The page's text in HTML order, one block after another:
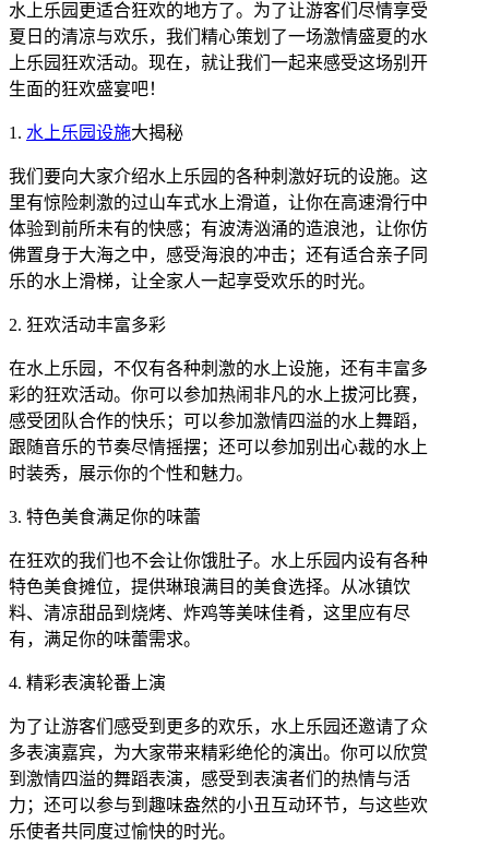
水上乐园更适合狂欢的地方了。为了让游客们尽情享受
夏日的清凉与欢乐，我们精心策划了一场激情盛夏的水
上乐园狂欢活动。现在，就让我们一起来感受这场别开
生面的狂欢盛宴吧！
1. 水上乐园设施大揭秘
我们要向大家介绍水上乐园的各种刺激好玩的设施。这
里有惊险刺激的过山车式水上滑道，让你在高速滑行中
体验到前所未有的快感；有波涛汹涌的造浪池，让你仿
佛置身于大海之中，感受海浪的冲击；还有适合亲子同
乐的水上滑梯，让全家人一起享受欢乐的时光。
2. 狂欢活动丰富多彩
在水上乐园，不仅有各种刺激的水上设施，还有丰富多
彩的狂欢活动。你可以参加热闹非凡的水上拔河比赛，
感受团队合作的快乐；可以参加激情四溢的水上舞蹈，
跟随音乐的节奏尽情摇摆；还可以参加别出心裁的水上
时装秀，展示你的个性和魅力。
3. 特色美食满足你的味蕾
在狂欢的我们也不会让你饿肚子。水上乐园内设有各种
特色美食摊位，提供琳琅满目的美食选择。从冰镇饮
料、清凉甜品到烧烤、炸鸡等美味佳肴，这里应有尽
有，满足你的味蕾需求。
4. 精彩表演轮番上演
为了让游客们感受到更多的欢乐，水上乐园还邀请了众
多表演嘉宾，为大家带来精彩绝伦的演出。你可以欣赏
到激情四溢的舞蹈表演，感受到表演者们的热情与活
力；还可以参与到趣味盎然的小丑互动环节，与这些欢
乐使者共同度过愉快的时光。